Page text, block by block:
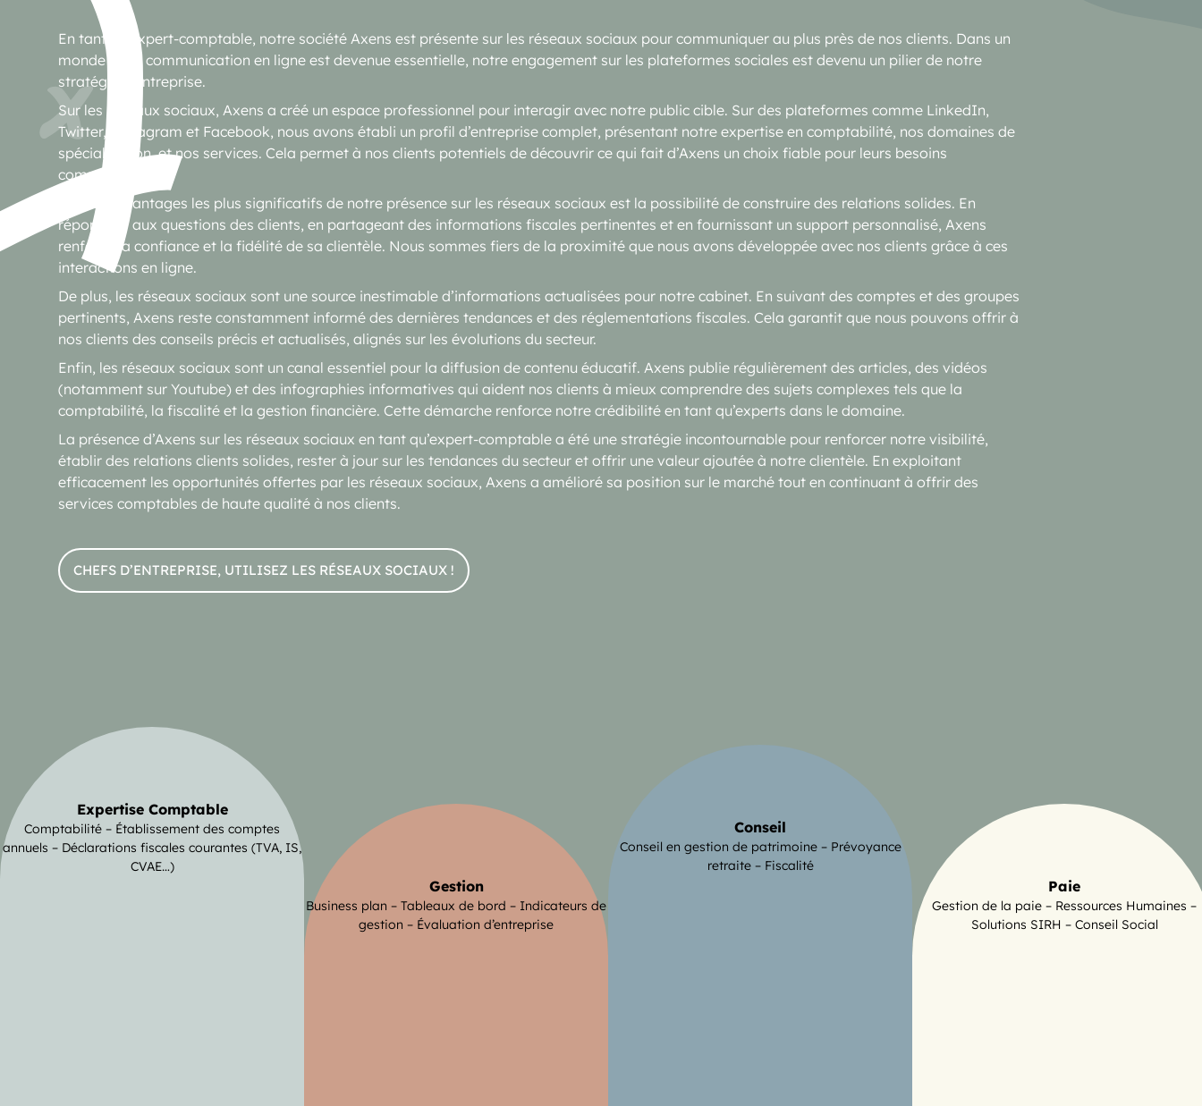
En tant qu’expert-comptable, notre société Axens est présente sur les réseaux sociaux pour communiquer au plus près de nos clients. Dans un
monde où la communication en ligne est devenue essentielle, notre engagement sur les plateformes sociales est devenu un pilier de notre
stratégie d’entreprise.
Sur les réseaux sociaux, Axens a créé un espace professionnel pour interagir avec notre public cible. Sur des plateformes comme LinkedIn,
Twitter, Instagram et Facebook, nous avons établi un profil d’entreprise complet, présentant notre expertise en comptabilité, nos domaines de
spécialisation, et nos services. Cela permet à nos clients potentiels de découvrir ce qui fait d’Axens un choix fiable pour leurs besoins
comptables.
L’un des avantages les plus significatifs de notre présence sur les réseaux sociaux est la possibilité de construire des relations solides. En
répondant aux questions des clients, en partageant des informations fiscales pertinentes et en fournissant un support personnalisé, Axens
renforce la confiance et la fidélité de sa clientèle. Nous sommes fiers de la proximité que nous avons développée avec nos clients grâce à ces
interactions en ligne.
De plus, les réseaux sociaux sont une source inestimable d’informations actualisées pour notre cabinet. En suivant des comptes et des groupes
pertinents, Axens reste constamment informé des dernières tendances et des réglementations fiscales. Cela garantit que nous pouvons offrir à
nos clients des conseils précis et actualisés, alignés sur les évolutions du secteur.
Enfin, les réseaux sociaux sont un canal essentiel pour la diffusion de contenu éducatif. Axens publie régulièrement des articles, des vidéos
(notamment sur Youtube) et des infographies informatives qui aident nos clients à mieux comprendre des sujets complexes tels que la
comptabilité, la fiscalité et la gestion financière. Cette démarche renforce notre crédibilité en tant qu’experts dans le domaine.
La présence d’Axens sur les réseaux sociaux en tant qu’expert-comptable a été une stratégie incontournable pour renforcer notre visibilité,
établir des relations clients solides, rester à jour sur les tendances du secteur et offrir une valeur ajoutée à notre clientèle. En exploitant
efficacement les opportunités offertes par les réseaux sociaux, Axens a amélioré sa position sur le marché tout en continuant à offrir des
services comptables de haute qualité à nos clients.
CHEFS D’ENTREPRISE, UTILISEZ LES RÉSEAUX SOCIAUX !
Expertise Comptable
Comptabilité – Établissement des comptes
annuels – Déclarations fiscales courantes (TVA, IS,
CVAE…)
Gestion
Business plan – Tableaux de bord – Indicateurs de
gestion – Évaluation d’entreprise
Conseil
Conseil en gestion de patrimoine – Prévoyance
retraite – Fiscalité
Paie
Gestion de la paie – Ressources Humaines –
Solutions SIRH – Conseil Social